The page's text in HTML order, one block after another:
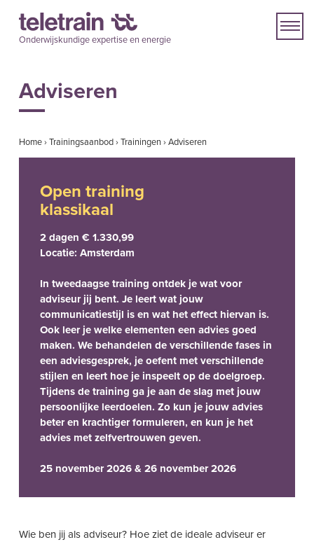
Onderwijskundige expertise en energie
Adviseren
Home›Trainingsaanbod›Trainingen ›Adviseren
Open training
klassikaal
2 dagen € 1.330,99
Locatie: Amsterdam
In tweedaagse training ontdek je wat voor
adviseur jij bent. Je leert wat jouw
communicatiestijl is en wat het effect hiervan is.
Ook leer je welke elementen een advies goed
maken. We behandelen de verschillende fases in
een adviesgesprek, je oefent met verschillende
stijlen en leert hoe je inspeelt op de doelgroep.
Tijdens de training ga je aan de slag met jouw
persoonlijke leerdoelen. Zo kun je jouw advies
beter en krachtiger formuleren, en kun je het
advies met zelfvertrouwen geven.
25 november 2026 & 26 november 2026
Wie ben jij als adviseur? Hoe ziet de ideale adviseur er